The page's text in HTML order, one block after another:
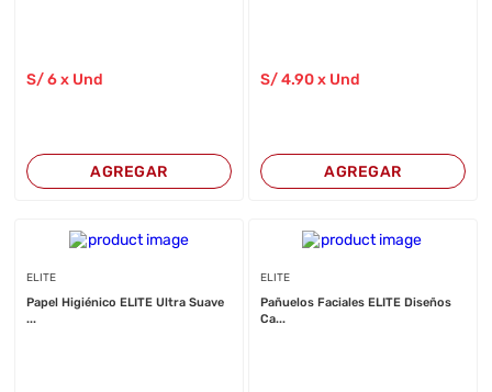
S/6 x Und
AGREGAR
S/4.90x Und
AGREGAR
ELITE
Papel Higiénico ELITE Ultra Suave
...
ELITE
Pañuelos Faciales ELITE Diseños
Ca...